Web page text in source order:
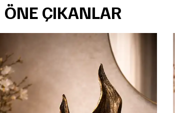
ÖNE ÇIKANLAR